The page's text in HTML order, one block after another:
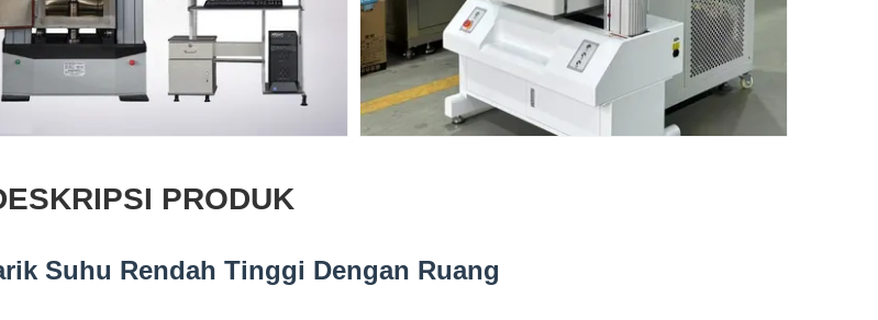
PRODUK
Suhu Rendah Tinggi Dengan Ruang